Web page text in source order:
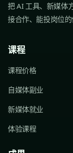
把 AI 工具、新媒体
接合作、能投岗位的
课程
课程价格
自媒体副业
新媒体就业
体验课程